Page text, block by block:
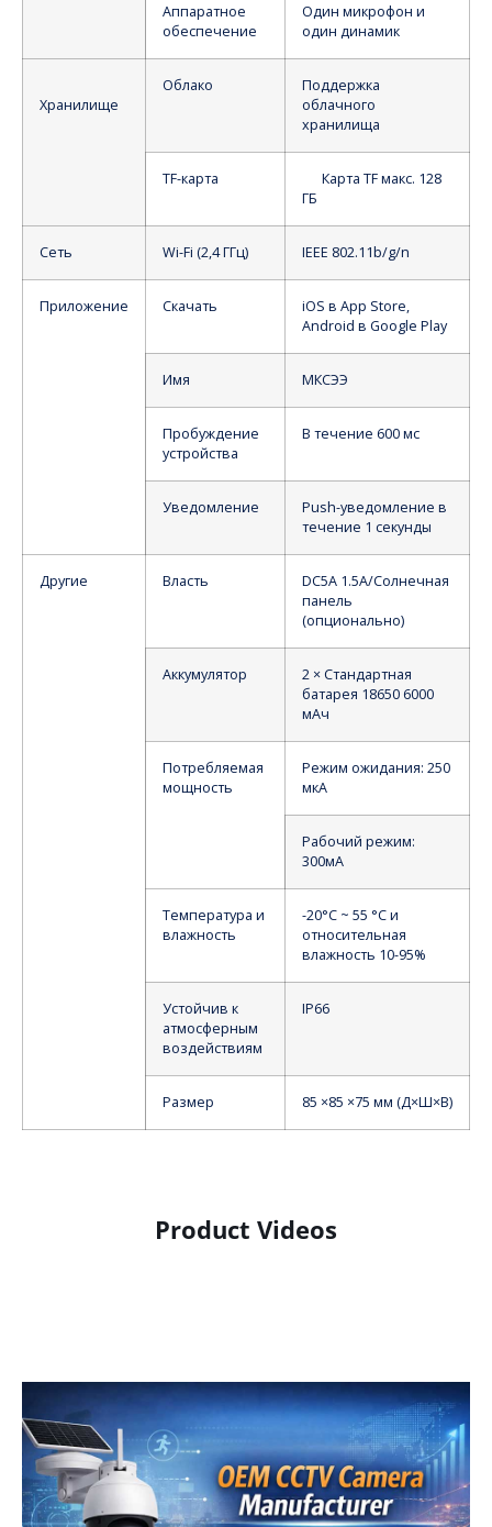
Аппаратное
обеспечение
Один микрофон и
один динамик
Хранилище
Облако
Поддержка
облачного
хранилища
TF-карта
Карта TF макс. 128
ГБ
Сеть Wi-Fi (2,4 ГГц) IEEE 802.11b/g/n
Приложение Скачать
iOS в App Store,
Android в Google Play
Имя МКСЭЭ
Пробуждение
устройства
В течение 600 мс
Уведомление
Push-уведомление в
течение 1 секунды
Другие Власть
DC5A 1.5A/Солнечная
панель
(опционально)
Аккумулятор
2 × Стандартная
батарея 18650 6000
мАч
Потребляемая
мощность
Режим ожидания: 250
мкА
Рабочий режим:
300мА
Температура и
влажность
-20°C ~ 55 °C и
относительная
влажность 10-95%
Устойчив к
атмосферным
воздействиям
IP66
Размер 85 ×85 ×75 мм (Д×Ш×В)
Product Videos